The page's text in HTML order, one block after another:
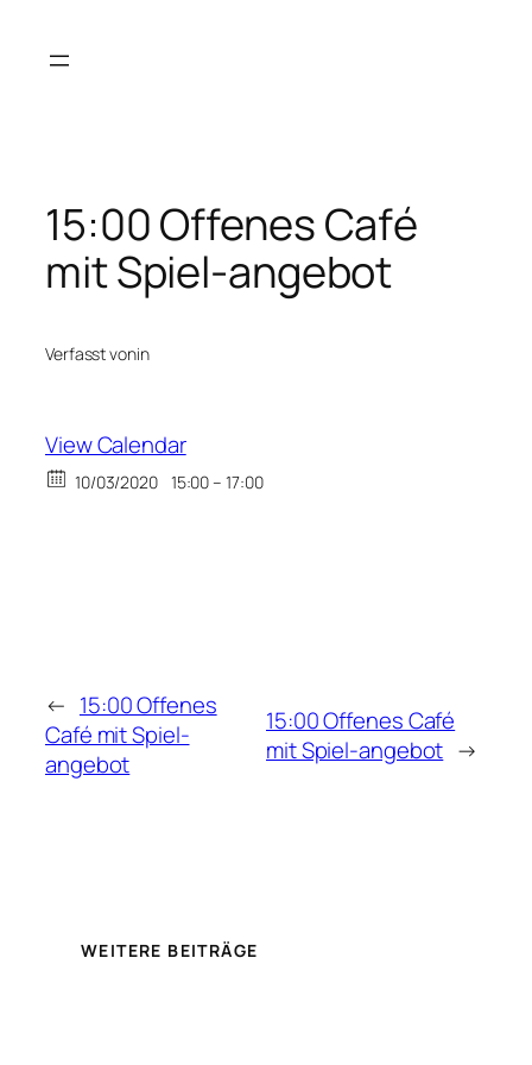
Inhalt
15:00 Offenes Café
mit Spiel-angebot
Verfasst vonin
View Calendar
10/03/2020 15:00 – 17:00
← 15:00 Offenes
Café mit Spiel-
angebot
15:00 Offenes Café
mit Spiel-angebot →
WEITERE BEITRÄGE